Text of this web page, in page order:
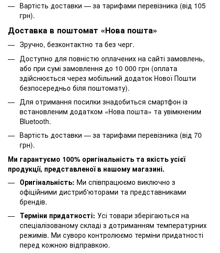
Вартість доставки — за тарифами перевізника (від 105
грн).
Доставка в поштомат «Нова пошта»
Зручно, безконтактно та без черг.
Доступно для повністю оплачених на сайті замовлень,
або при сумі замовлення до 10 000 грн (оплата
здійснюється через мобільний додаток Нової Пошти
безпосередньо біля поштомату).
Для отримання посилки знадобиться смартфон із
встановленим додатком «Нова пошта» та увімкненим
Bluetooth.
Вартість доставки — за тарифами перевізника (від 70
грн).
Ми гарантуємо 100% оригінальність та якість усієї
продукції, представленої в нашому магазині.
Оригінальність: Ми співпрацюємо виключно з
офіційними дистриб'юторами та представниками
брендів.
Терміни придатності: Усі товари зберігаються на
спеціалізованому складі з дотриманням температурних
режимів. Ми суворо контролюємо терміни придатності
перед кожною відправкою.